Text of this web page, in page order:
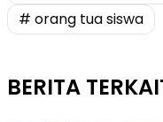
# orang tua siswa
BERITA